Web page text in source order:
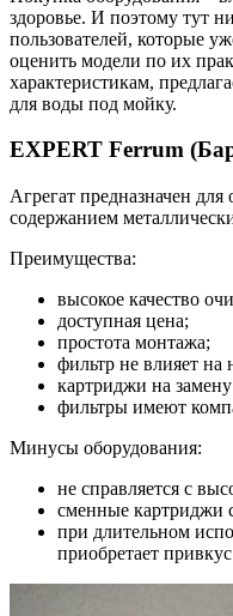
здоровье. И поэтому тут
пользователей, которые
оценить модели по их
характеристикам,
для воды под мойку.
EXPERT Ferrum
Агрегат предназначен
содержанием
Преимущества:
высокое качество
доступная цена;
простота монтажа;
фильтр не влияет на
картриджи на
фильтры имеют
Минусы оборудования:
не справляется с
сменные картриджи
при длительном
приобретает